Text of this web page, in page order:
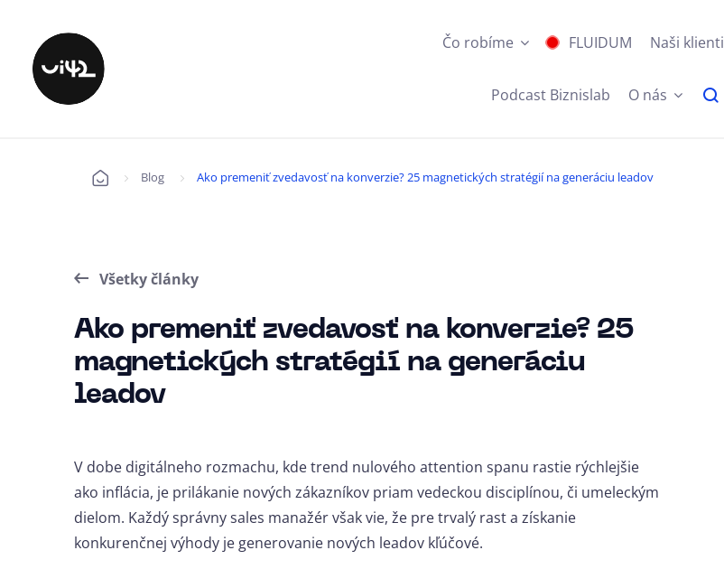
Čo robíme FLUIDUM Naši klienti
Podcast Biznislab O nás
Úvod Blog Ako premeniť zvedavosť na konverzie? 25 magnetických stratégií na generáciu leadov
Všetky články
Ako premeniť zvedavosť na konverzie? 25
magnetických stratégií na generáciu
leadov
V dobe digitálneho rozmachu, kde trend nulového attention spanu rastie rýchlejšie
ako inflácia, je prilákanie nových zákazníkov priam vedeckou disciplínou, či umeleckým
dielom. Každý správny sales manažér však vie, že pre trvalý rast a získanie
konkurenčnej výhody je generovanie nových leadov kľúčové.